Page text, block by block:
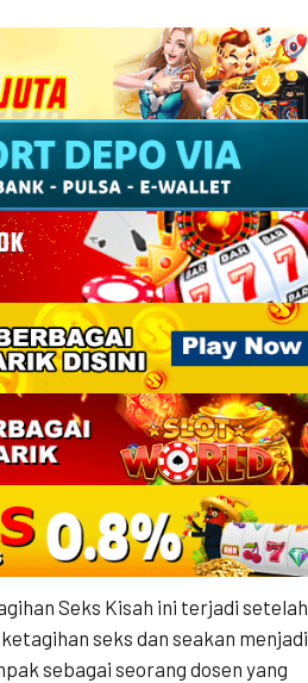
Seks Kisah ini terjadi setelah
seks dan seakan menjadi
sebagai seorang dosen yang